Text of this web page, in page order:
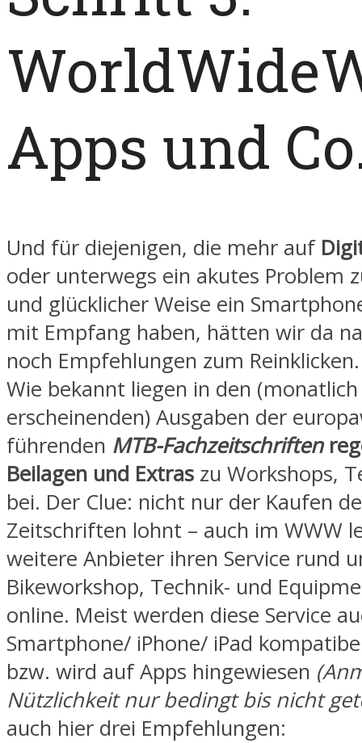
Apps und
Und für diejenigen, die mehr auf
oder unterwegs ein akutes Problem
und glücklicher Weise ein
mit Empfang haben, hätten wir da
noch Empfehlungen zum Reinklicken.
Wie bekannt liegen in den (monatlich
erscheinenden) Ausgaben der
führenden MTB-Fachzeitschriften
Beilagen und Extras zu Workshops,
bei. Der Clue: nicht nur der Kaufen
Zeitschriften lohnt – auch im WWW
weitere Anbieter ihren Service rund
Bikeworkshop, Technik- und
online. Meist werden diese Service
Smartphone/ iPhone/ iPad
bzw. wird auf Apps hingewiesen
Nützlichkeit nur bedingt bis nicht
auch hier drei Empfehlungen: